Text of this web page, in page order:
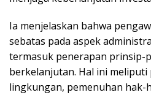
Ia menjelaskan bahwa
sebatas pada aspek
termasuk penerapan prinsip-
berkelanjutan. Hal ini
lingkungan, pemenuhan hak-